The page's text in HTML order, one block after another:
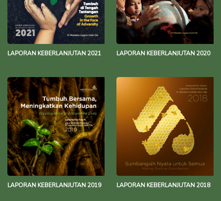
LAPORAN KEBERLANJUTAN 2021 LAPORAN KEBERLANJUTAN 2020
LAPORAN KEBERLANJUTAN 2019 LAPORAN KEBERLANJUTAN 2018